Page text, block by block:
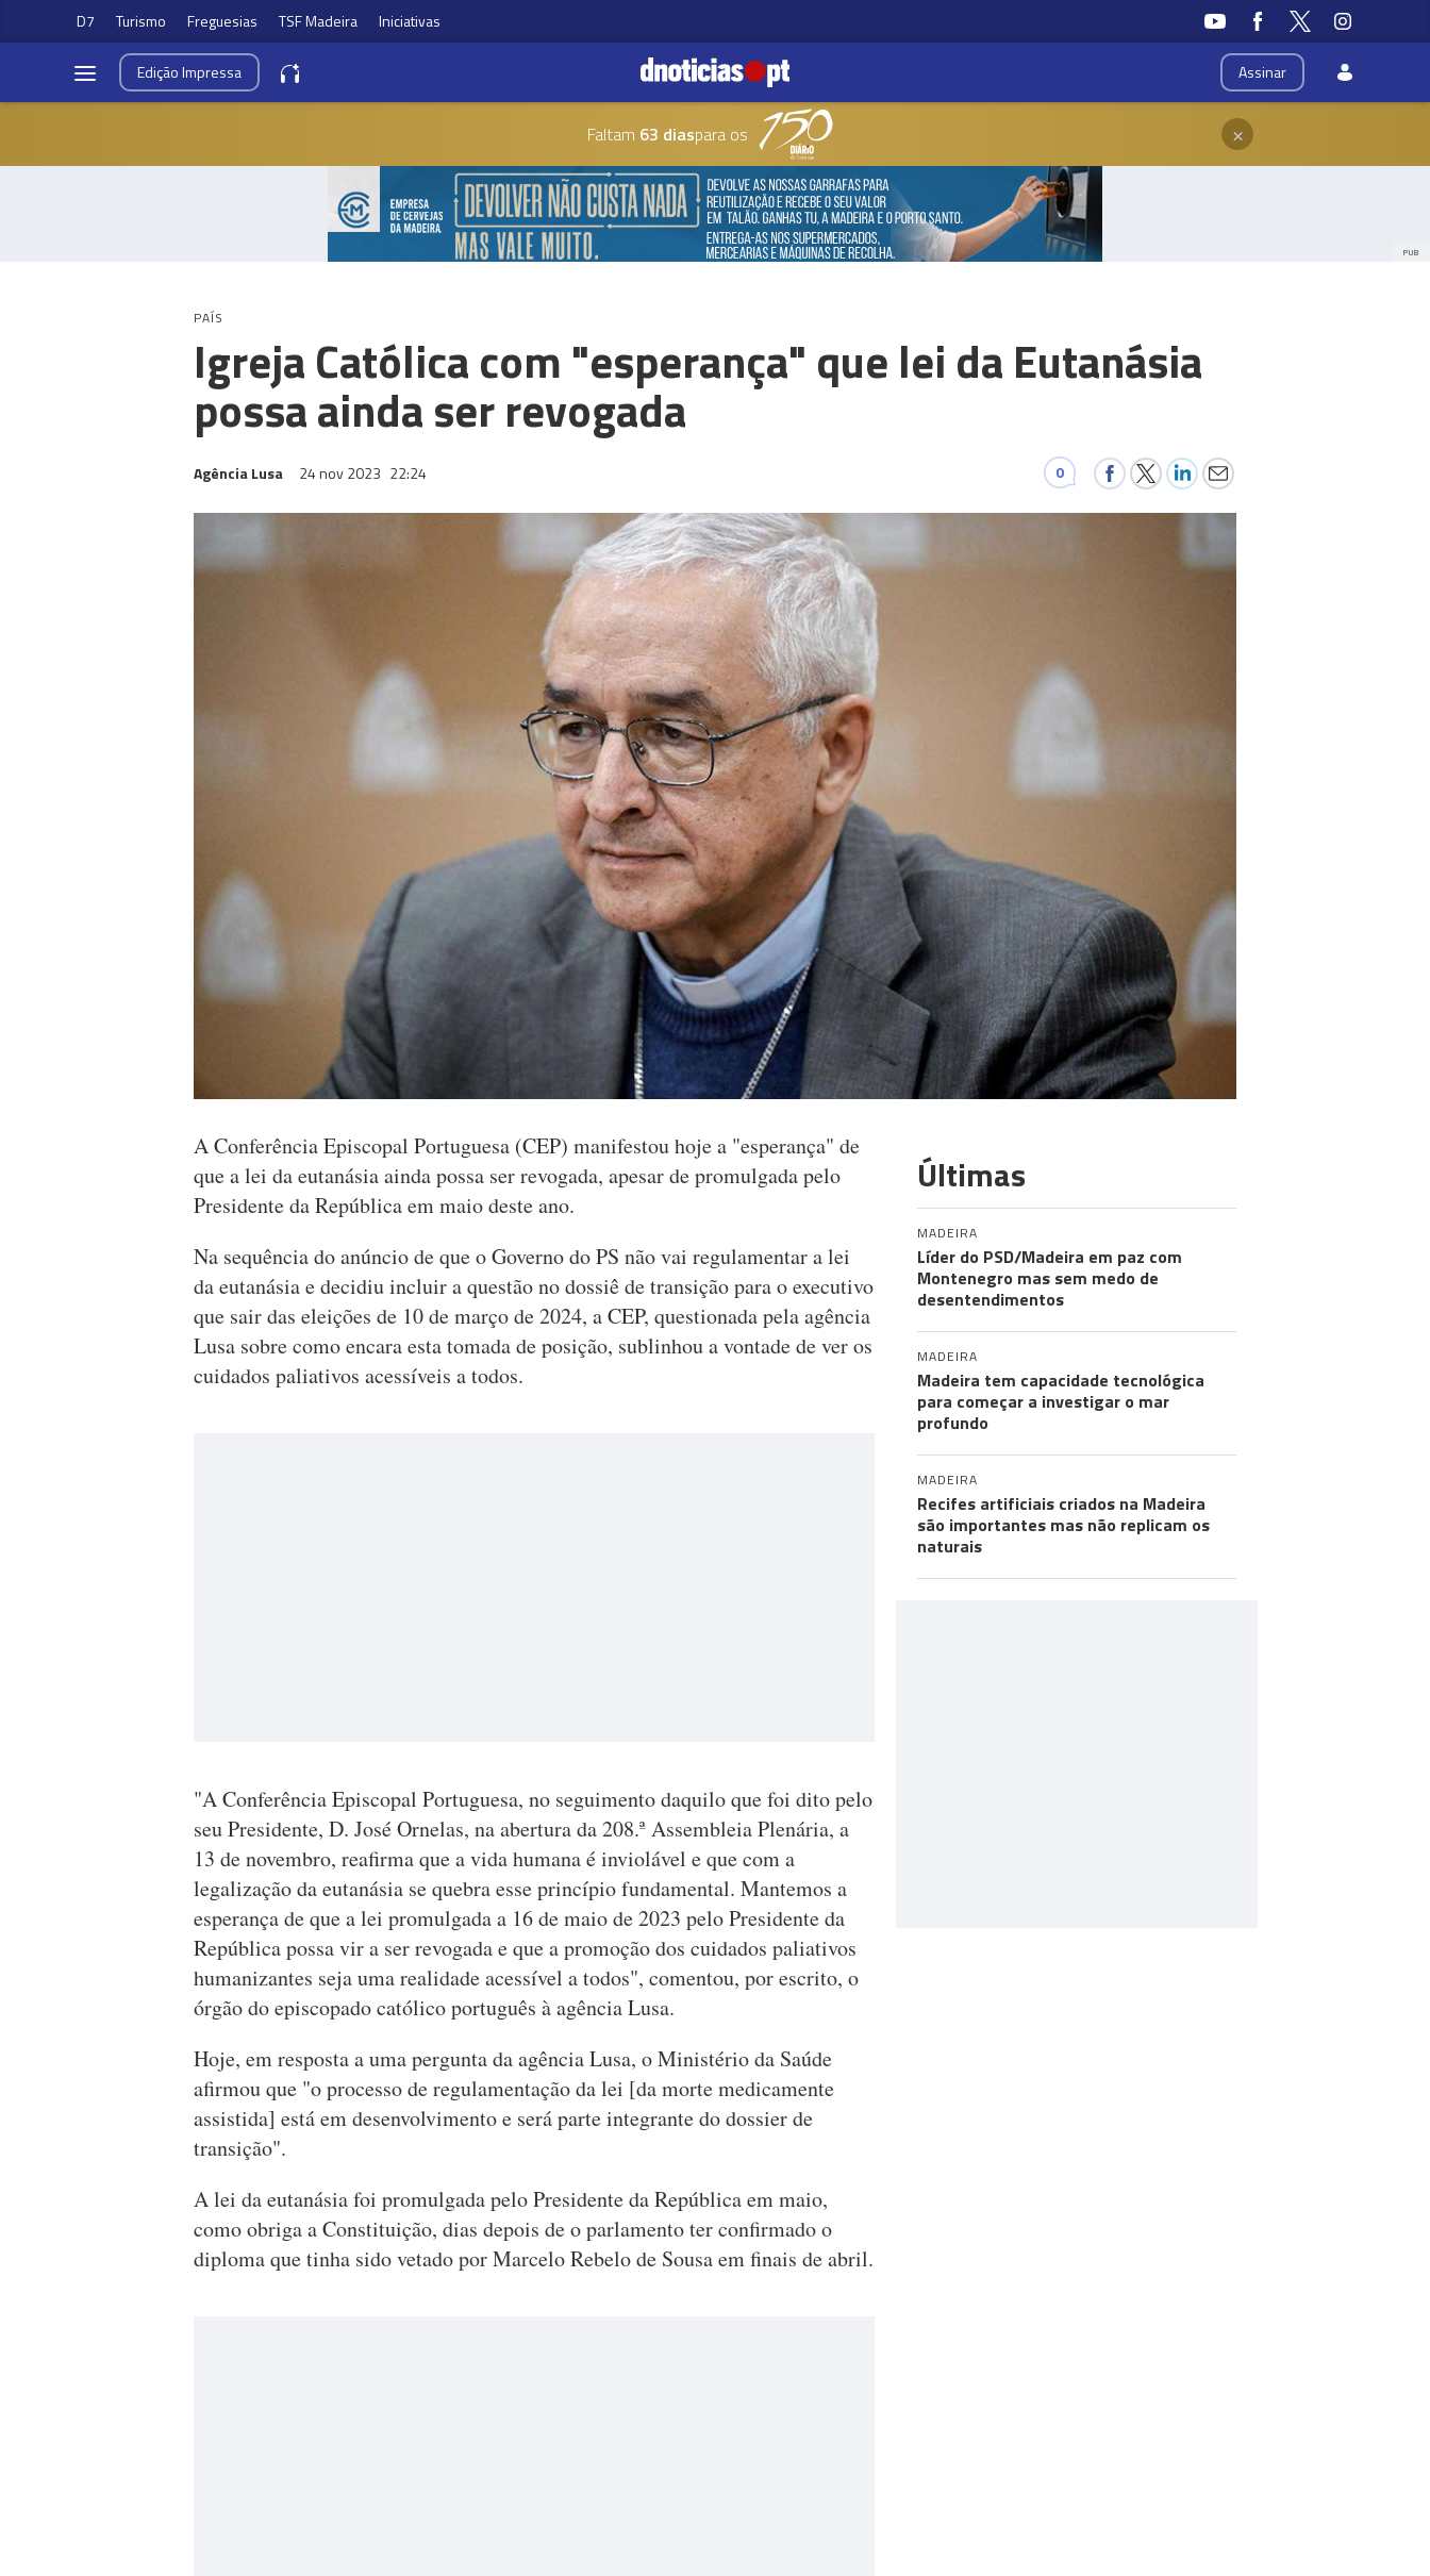
D7 Turismo Freguesias TSF Madeira Iniciativas
Assinar
EdiçãoImpressa
Faltam 63 diaspara os ×
PUB
PAÍS
Igreja Católica com "esperança" que lei da Eutanásia
possa ainda ser revogada
Agência Lusa 24 nov 2023 22:24 0
A Conferência Episcopal Portuguesa (CEP) manifestou hoje a "esperança" de
que a lei da eutanásia ainda possa ser revogada, apesar de promulgada pelo
Presidente da República em maio deste ano.
Na sequência do anúncio de que o Governo do PS não vai regulamentar a lei
da eutanásia e decidiu incluir a questão no dossiê de transição para o executivo
que sair das eleições de 10 de março de 2024, a CEP, questionada pela agência
Lusa sobre como encara esta tomada de posição, sublinhou a vontade de ver os
cuidados paliativos acessíveis a todos.
"A Conferência Episcopal Portuguesa, no seguimento daquilo que foi dito pelo
seu Presidente, D. José Ornelas, na abertura da 208.ª Assembleia Plenária, a
13 de novembro, reafirma que a vida humana é inviolável e que com a
legalização da eutanásia se quebra esse princípio fundamental. Mantemos a
esperança de que a lei promulgada a 16 de maio de 2023 pelo Presidente da
República possa vir a ser revogada e que a promoção dos cuidados paliativos
humanizantes seja uma realidade acessível a todos", comentou, por escrito, o
órgão do episcopado católico português à agência Lusa.
Hoje, em resposta a uma pergunta da agência Lusa, o Ministério da Saúde
afirmou que "o processo de regulamentação da lei [da morte medicamente
assistida] está em desenvolvimento e será parte integrante do dossier de
transição".
A lei da eutanásia foi promulgada pelo Presidente da República em maio,
como obriga a Constituição, dias depois de o parlamento ter confirmado o
diploma que tinha sido vetado por Marcelo Rebelo de Sousa em finais de abril.
Últimas
MADEIRA
Líder do PSD/Madeira em paz com
Montenegro mas sem medo de
desentendimentos
MADEIRA
Madeira tem capacidade tecnológica
para começar a investigar o mar
profundo
MADEIRA
Recifes artificiais criados na Madeira
são importantes mas não replicam os
naturais